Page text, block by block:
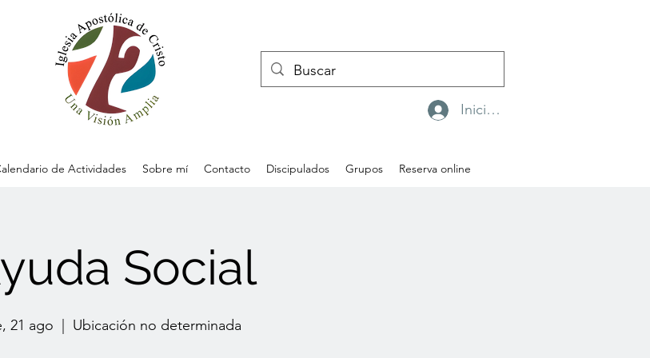
Iniciar sesión
de Actividades Sobre mí Contacto Discipulados Grupos Reserva online
Social
21 ago Ubicación no determinada